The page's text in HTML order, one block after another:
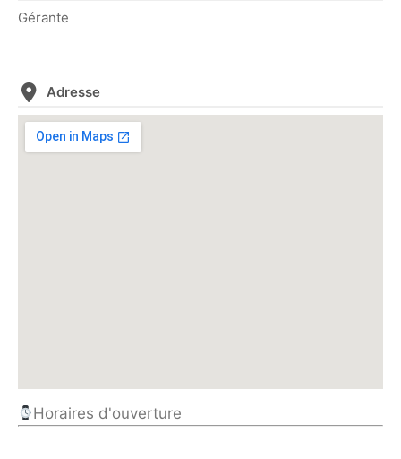
Gérante
Adresse
Horaires d'ouverture